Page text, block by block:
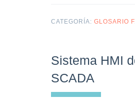
CATEGORÍA: GLOSARIO
Sistema HMI
SCADA